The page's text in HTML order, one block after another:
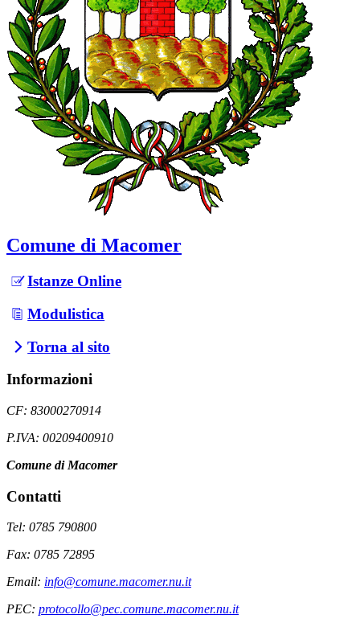
Comune di Macomer
Istanze Online
Modulistica
Torna al sito
Informazioni
CF: 83000270914
P.IVA: 00209400910
Comune di Macomer
Contatti
Tel: 0785 790800
Fax: 0785 72895
Email: info@comune.macomer.nu.it
PEC: protocollo@pec.comune.macomer.nu.it